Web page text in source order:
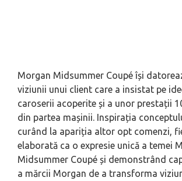
Morgan Midsummer Coupé își
viziunii unui client care a insistat pe
caroserii acoperite și a unor prestații
din partea mașinii. Inspirația
curând la apariția altor opt comenzi,
elaborată ca o expresie unică a temei
Midsummer Coupé și demonstrând
a mărcii Morgan de a transforma